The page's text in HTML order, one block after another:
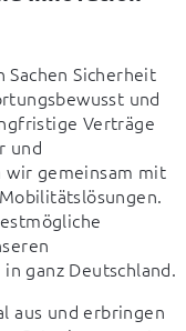
Sicherheit
und
Verträge
und
gemeinsam mit
aus und erbringen